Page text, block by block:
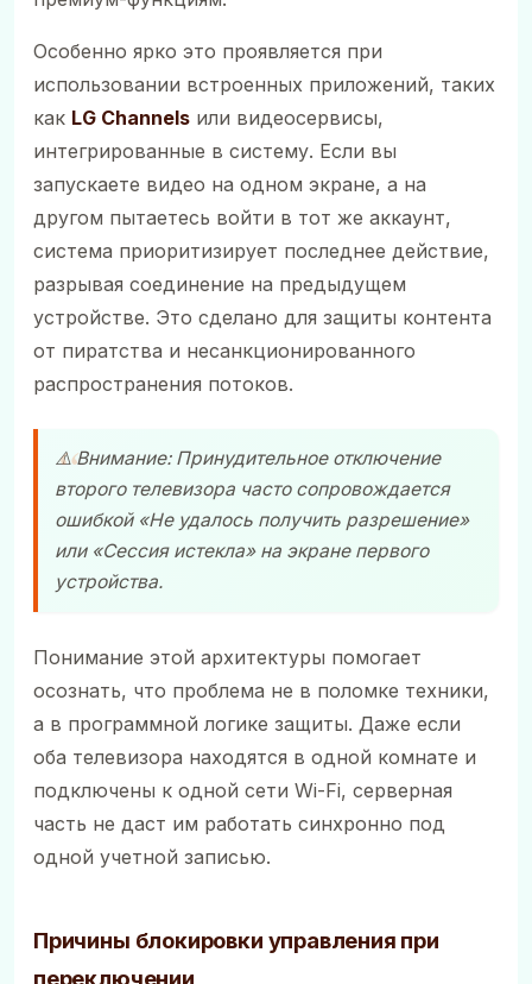
Особенно ярко это проявляется при
использовании встроенных приложений, таких
как LG Channels или видеосервисы,
интегрированные в систему. Если вы
запускаете видео на одном экране, а на
другом пытаетесь войти в тот же аккаунт,
система приоритизирует последнее действие,
разрывая соединение на предыдущем
устройстве. Это сделано для защиты контента
от пиратства и несанкционированного
распространения потоков.
⚠️ Внимание: Принудительное отключение
второго телевизора часто сопровождается
ошибкой «Не удалось получить разрешение»
или «Сессия истекла» на экране первого
устройства.
Понимание этой архитектуры помогает
осознать, что проблема не в поломке техники,
а в программной логике защиты. Даже если
оба телевизора находятся в одной комнате и
подключены к одной сети Wi-Fi, серверная
часть не даст им работать синхронно под
одной учетной записью.
Причины блокировки управления при
переключении